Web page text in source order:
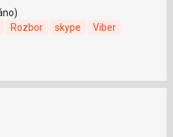
Rozbor skype
Viber